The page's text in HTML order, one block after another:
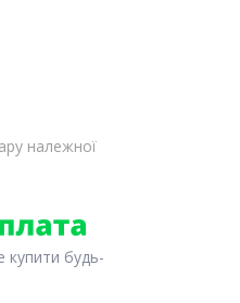
належної
купити будь-